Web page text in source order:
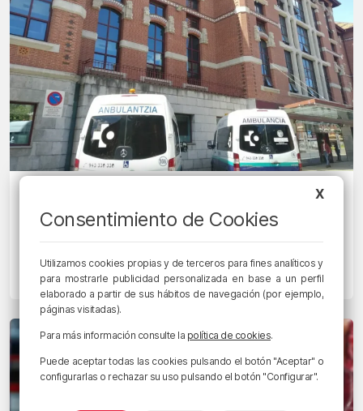
Osakidetza cifra el seguimiento de la
mañana
19/12/2023 • 14:50 • RADIO POPULAR - HERRI IRRATIA
X
Consentimiento de Cookies
Utilizamos cookies propias y de terceros para fines analíticos y
para mostrarle publicidad personalizada en base a un perfil
elaborado a partir de sus hábitos de navegación (por ejemplo,
páginas visitadas).
Para más información consulte la política de cookies.
Puede aceptar todas las cookies pulsando el botón "Aceptar" o
configurarlas o rechazar su uso pulsando el botón "Configurar".